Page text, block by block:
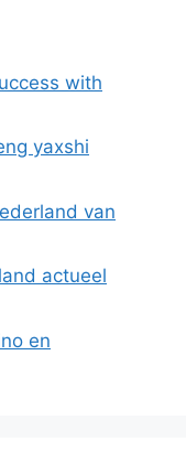
with
yaxshi
van
actueel
en